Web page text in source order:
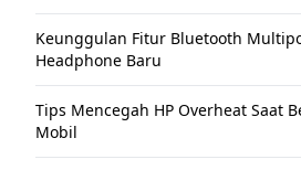
Keunggulan Fitur Bluetooth
Headphone Baru
Tips Mencegah HP Overheat Saat
Mobil